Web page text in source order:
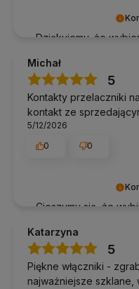
Dziękujemy, że
Cieszymy się, że
Wspólnie tworzymy
Michał
5
Kontakty przelaczniki
kontakt ze
5/12/2026
0
0
Katarzyna
5
Piękne włączniki -
najważniejsze szklane,